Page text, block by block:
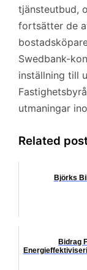
tjänsteutbud,
fortsätter de
Swedbank-
inställning till
utmaningar
Related
Björks
Bidrag